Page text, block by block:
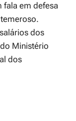
fala em defesa
dos
Ministério
dos